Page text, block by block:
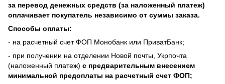
за перевод денежных средств (за наложенный платеж)
оплачивает покупатель независимо от суммы заказа.
Способы оплаты:
- на расчетный счет ФОП Монобанк или ПриватБанк;
- при получении на отделении Новой почты, Укрпочта
(наложенный платеж) с предварительным внесением
минимальной предоплаты на расчетный счет ФОП;